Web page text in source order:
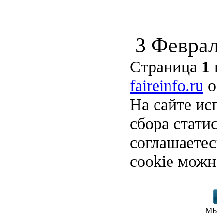
3
Страница 1
faireinfo.ru
На сайте
сбора
cookie